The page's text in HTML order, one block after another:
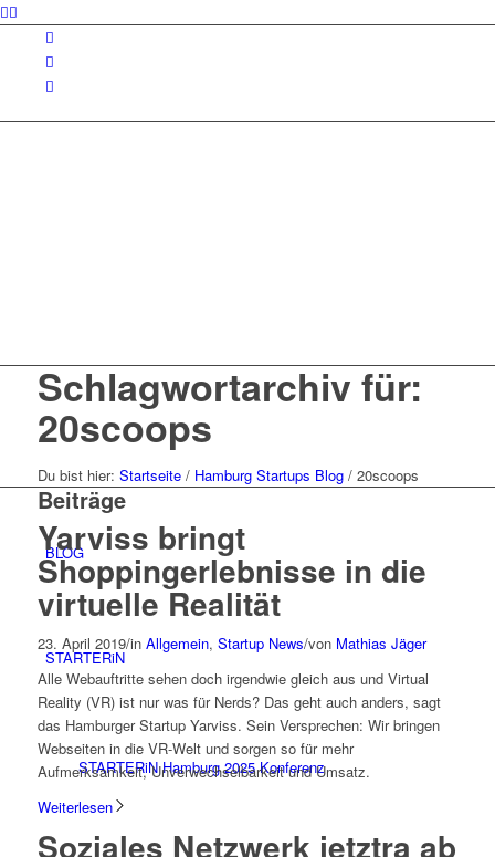
BLOG
STARTERiN
STARTERiN Hamburg 2025 Konferenz
Schlagwortarchiv für:
20scoops
Du bist hier: Startseite / Hamburg Startups Blog / 20scoops
Beiträge
Yarviss bringt
Shoppingerlebnisse in die
virtuelle Realität
23. April 2019/in Allgemein, Startup News/von Mathias Jäger
Alle Webauftritte sehen doch irgendwie gleich aus und Virtual
Reality (VR) ist nur was für Nerds? Das geht auch anders, sagt
das Hamburger Startup Yarviss. Sein Versprechen: Wir bringen
Webseiten in die VR-Welt und sorgen so für mehr
Aufmerksamkeit, Unverwechselbarkeit und Umsatz.
Weiterlesen
Soziales Netzwerk jetztra ab